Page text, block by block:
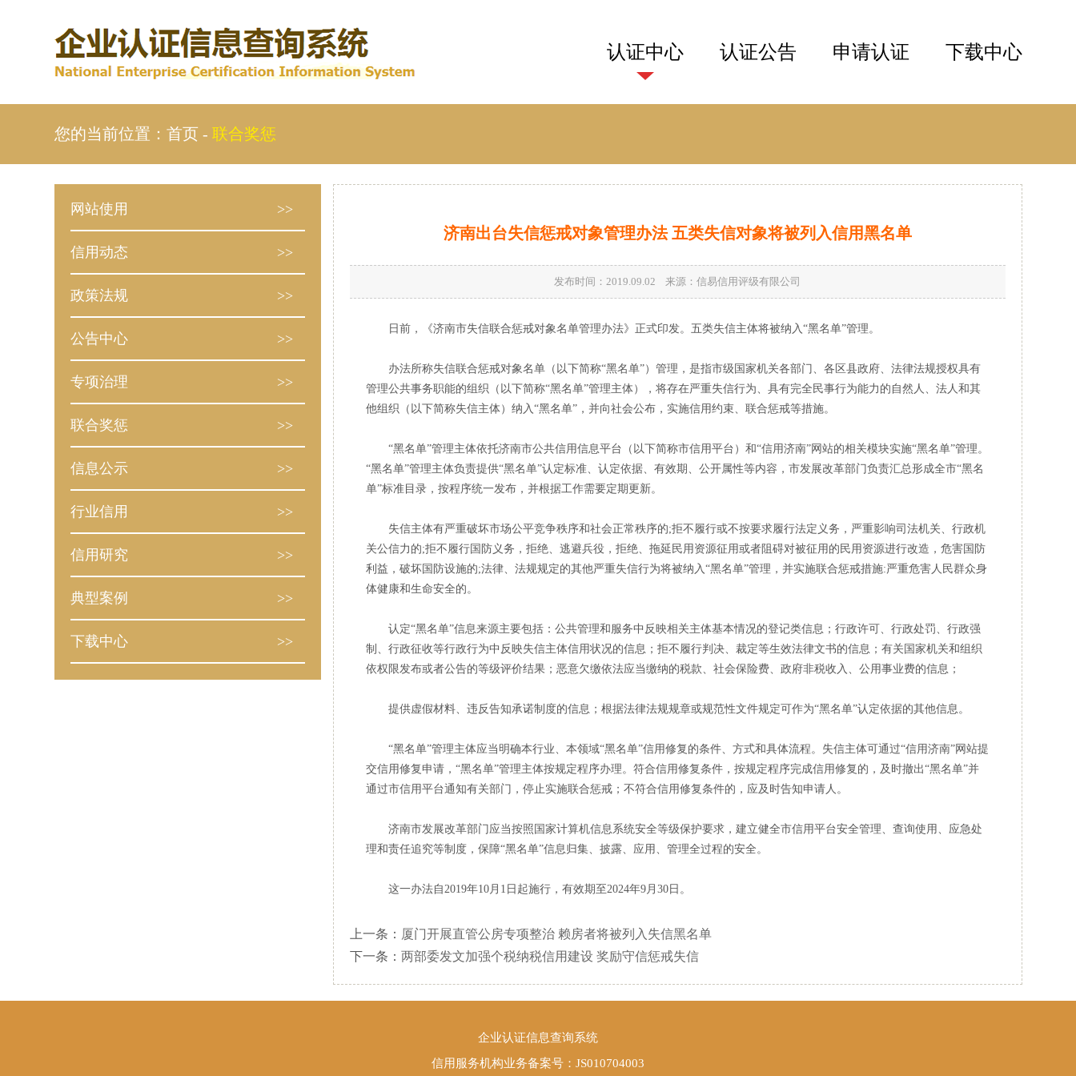
下载中心
申请认证
认证公告
认证中心
您的当前位置： 首页- 联合奖惩
网站使用 >>
信用动态 >>
政策法规 >>
公告中心 >>
专项治理 >>
联合奖惩 >>
信息公示 >>
行业信用 >>
信用研究 >>
典型案例 >>
下载中心 >>
济南出台失信惩戒对象管理办法 五类失信对象将被列入信用黑名单
发布时间：2019.09.02 来源：信易信用评级有限公司
日前，《济南市失信联合惩戒对象名单管理办法》正式印发。五类失信主体将被纳入“黑名单”管理。
办法所称失信联合惩戒对象名单（以下简称“黑名单”）管理，是指市级国家机关各部门、各区县政府、法律法规授权具有
管理公共事务职能的组织（以下简称“黑名单”管理主体），将存在严重失信行为、具有完全民事行为能力的自然人、法人和其
他组织（以下简称失信主体）纳入“黑名单”，并向社会公布，实施信用约束、联合惩戒等措施。
“黑名单”管理主体依托济南市公共信用信息平台（以下简称市信用平台）和“信用济南”网站的相关模块实施“黑名单”管理。
“黑名单”管理主体负责提供“黑名单”认定标准、认定依据、有效期、公开属性等内容，市发展改革部门负责汇总形成全市“黑名
单”标准目录，按程序统一发布，并根据工作需要定期更新。
失信主体有严重破坏市场公平竞争秩序和社会正常秩序的;拒不履行或不按要求履行法定义务，严重影响司法机关、行政机
关公信力的;拒不履行国防义务，拒绝、逃避兵役，拒绝、拖延民用资源征用或者阻碍对被征用的民用资源进行改造，危害国防
利益，破坏国防设施的;法律、法规规定的其他严重失信行为将被纳入“黑名单”管理，并实施联合惩戒措施:严重危害人民群众身
体健康和生命安全的。
认定“黑名单”信息来源主要包括：公共管理和服务中反映相关主体基本情况的登记类信息；行政许可、行政处罚、行政强
制、行政征收等行政行为中反映失信主体信用状况的信息；拒不履行判决、裁定等生效法律文书的信息；有关国家机关和组织
依权限发布或者公告的等级评价结果；恶意欠缴依法应当缴纳的税款、社会保险费、政府非税收入、公用事业费的信息；
提供虚假材料、违反告知承诺制度的信息；根据法律法规规章或规范性文件规定可作为“黑名单”认定依据的其他信息。
“黑名单”管理主体应当明确本行业、本领域“黑名单”信用修复的条件、方式和具体流程。失信主体可通过“信用济南”网站提
交信用修复申请，“黑名单”管理主体按规定程序办理。符合信用修复条件，按规定程序完成信用修复的，及时撤出“黑名单”并
通过市信用平台通知有关部门，停止实施联合惩戒；不符合信用修复条件的，应及时告知申请人。
济南市发展改革部门应当按照国家计算机信息系统安全等级保护要求，建立健全市信用平台安全管理、查询使用、应急处
理和责任追究等制度，保障“黑名单”信息归集、披露、应用、管理全过程的安全。
这一办法自2019年10月1日起施行，有效期至2024年9月30日。
上一条： 厦门开展直管公房专项整治 赖房者将被列入失信黑名单
下一条： 两部委发文加强个税纳税信用建设 奖励守信惩戒失信
企业认证信息查询系统
信用服务机构业务备案号：JS010704003